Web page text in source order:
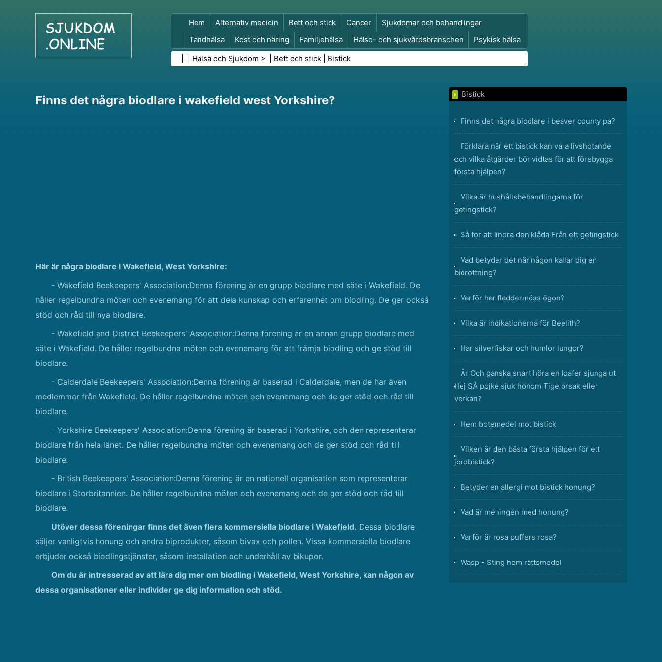
Hem Alternativ medicin Bett och stick Cancer
Sjukdomar och behandlingar
Tandhälsa
Kost och näring Familjehälsa Hälso- och sjukvårdsbranschen
Psykisk hälsa
Folkhälsa och säkerhet
Kirurgi och ingrepp
Hälsa och Sjukdom > | Bett och stick Bistick
Finns det några biodlare i wakefield west Yorkshire?
Här är några biodlare i Wakefield, West Yorkshire:
- Wakefield Beekeepers' Association:Denna förening är en grupp biodlare med säte i Wakefield. De
håller regelbundna möten och evenemang för att dela kunskap och erfarenhet om biodling. De ger också
stöd och råd till nya biodlare.
- Wakefield and District Beekeepers' Association:Denna förening är en annan grupp biodlare med
säte i Wakefield. De håller regelbundna möten och evenemang för att främja biodling och ge stöd till
biodlare.
- Calderdale Beekeepers' Association:Denna förening är baserad i Calderdale, men de har även
medlemmar från Wakefield. De håller regelbundna möten och evenemang och de ger stöd och råd till
biodlare.
- Yorkshire Beekeepers' Association:Denna förening är baserad i Yorkshire, och den representerar
biodlare från hela länet. De håller regelbundna möten och evenemang och de ger stöd och råd till
biodlare.
- British Beekeepers' Association:Denna förening är en nationell organisation som representerar
biodlare i Storbritannien. De håller regelbundna möten och evenemang och de ger stöd och råd till
biodlare.
Utöver dessa föreningar finns det även flera kommersiella biodlare i Wakefield. Dessa biodlare
säljer vanligtvis honung och andra biprodukter, såsom bivax och pollen. Vissa kommersiella biodlare
erbjuder också biodlingstjänster, såsom installation och underhåll av bikupor.
Om du är intresserad av att lära dig mer om biodling i Wakefield, West Yorkshire, kan någon av
dessa organisationer eller individer ge dig information och stöd.
Bistick
Finns det några biodlare i beaver county pa?
Förklara när ett bistick kan vara livshotande
och vilka åtgärder bör vidtas för att förebygga
första hjälpen?
Vilka är hushållsbehandlingarna för
getingstick?
Så för att lindra den klåda Från ett getingstick
Vad betyder det när någon kallar dig en
bidrottning?
Varför har fladdermöss ögon?
Vilka är indikationerna för Beelith?
Har silverfiskar och humlor lungor?
Är Och ganska snart höra en loafer sjunga ut
Hej SÅ pojke sjuk honom Tige orsak eller
verkan?
Hem botemedel mot bistick
Vilken är den bästa första hjälpen för ett
jordbistick?
Betyder en allergi mot bistick honung?
Vad är meningen med honung?
Varför är rosa puffers rosa?
Wasp - Sting hem rättsmedel